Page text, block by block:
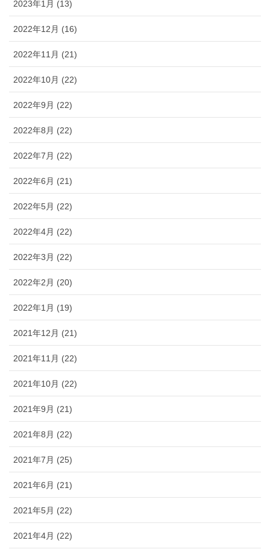
2023年1月 (13)
2022年12月 (16)
2022年11月 (21)
2022年10月 (22)
2022年9月 (22)
2022年8月 (22)
2022年7月 (22)
2022年6月 (21)
2022年5月 (22)
2022年4月 (22)
2022年3月 (22)
2022年2月 (20)
2022年1月 (19)
2021年12月 (21)
2021年11月 (22)
2021年10月 (22)
2021年9月 (21)
2021年8月 (22)
2021年7月 (25)
2021年6月 (21)
2021年5月 (22)
2021年4月 (22)